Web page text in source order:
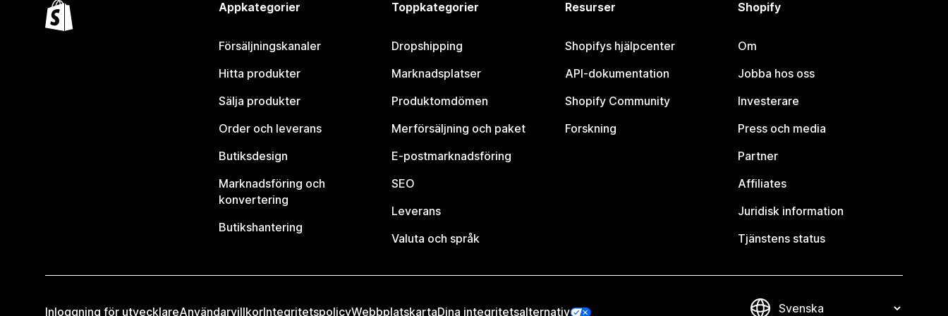
Appkategorier
Försäljningskanaler
Hitta produkter
Sälja produkter
Order och leverans
Butiksdesign
Marknadsföring och
konvertering
Butikshantering
Toppkategorier
Dropshipping
Marknadsplatser
Produktomdömen
Merförsäljning och paket
E-postmarknadsföring
SEO
Leverans
Valuta och språk
Resurser
Shopifys hjälpcenter
API-dokumentation
Shopify Community
Forskning
Shopify
Om
Jobba hos oss
Investerare
Press och media
Partner
Affiliates
Juridisk information
Tjänstens status
Inloggning för utvecklareAnvändarvillkorIntegritetspolicyWebbplatskartaDina integritetsalternativ